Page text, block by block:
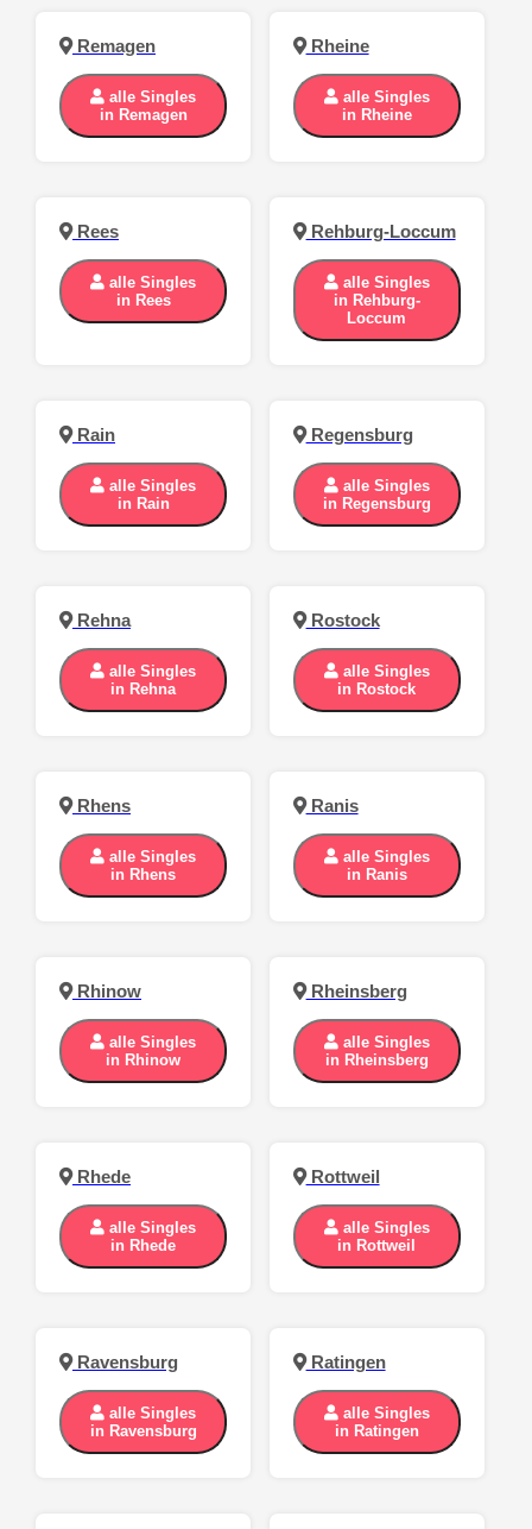
Remagen
alle Singles
in Remagen
Rheine
alle Singles
in Rheine
Rees
alle Singles
in Rees
Rehburg-Loccum
alle Singles
in Rehburg-
Loccum
Rain
alle Singles
in Rain
Regensburg
alle Singles
in Regensburg
Rehna
alle Singles
in Rehna
Rostock
alle Singles
in Rostock
Rhens
alle Singles
in Rhens
Ranis
alle Singles
in Ranis
Rhinow
alle Singles
in Rhinow
Rheinsberg
alle Singles
in Rheinsberg
Rhede
alle Singles
in Rhede
Rottweil
alle Singles
in Rottweil
Ravensburg
alle Singles
in Ravensburg
Ratingen
alle Singles
in Ratingen